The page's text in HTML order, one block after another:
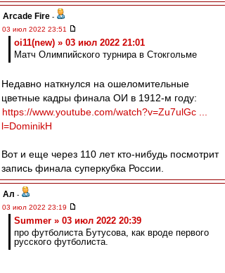
Arcade Fire -
03 июл 2022 23:51
oi11(new) » 03 июл 2022 21:01
Матч Олимпийского турнира в Стокгольме
Недавно наткнулся на ошеломительные
цветные кадры финала ОИ в 1912-м году:
https://www.youtube.com/watch?v=Zu7ulGc ...
l=DominikH
Вот и еще через 110 лет кто-нибудь посмотрит
запись финала суперкубка России.
Ал -
03 июл 2022 23:19
Summer » 03 июл 2022 20:39
про футболиста Бутусова, как вроде первого
русского футболиста.